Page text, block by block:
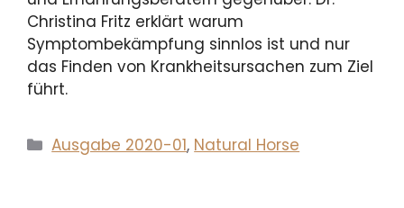
Christina Fritz erklärt warum
Symptombekämpfung sinnlos ist und nur
das Finden von Krankheitsursachen zum Ziel
führt.
Kategorien
Ausgabe 2020-01, Natural Horse